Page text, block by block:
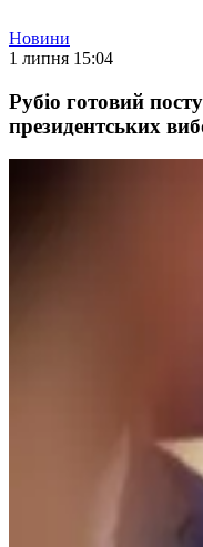
Новини
1 липня 15:04
Рубіо готовий
президентських